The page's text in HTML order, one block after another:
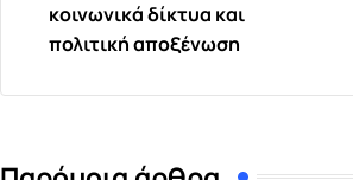
κοινωνικά δίκτυα και
πολιτική αποξένωση